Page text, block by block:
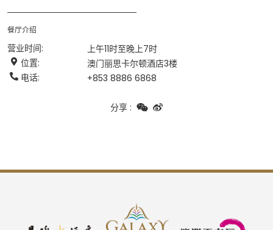
餐厅介绍
营业时间:
上午11时至晚上7时
位置:
澳门丽思卡尔顿酒店3楼
电话: +853 8886 6868
分享 :